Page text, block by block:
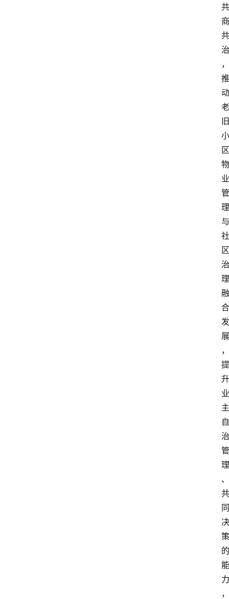
共
商
共
治
，
推
动
老
旧
小
区
物
业
管
理
与
社
区
治
理
融
合
发
展
，
提
升
业
主
自
治
管
理
、
共
同
决
策
的
能
力
，